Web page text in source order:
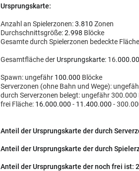
Ursprungskarte:
Anzahl an Spielerzonen:3.810 Zonen
Durchschnittsgröße:2.998 Blöcke
Gesamte durch Spielerzonen bedeckte
Gesamtfläche der Ursprungskarte: 16
Spawn: ungefähr 100.000 Blöcke
Serverzonen (ohne Bahn und Wege):
durch Serverzonen belegt: ungefähr 300.000
frei Fläche: 16.000.000 - 11.400.000 - 3
Anteil derUrsprungskarte der durch
Anteil derUrsprungskarte der durch
Anteil derUrsprungskarte der noch frei ist: